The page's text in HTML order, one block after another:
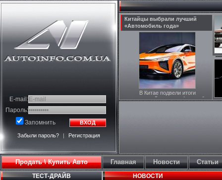
E-mail:
Пароль:
Запомнить
ВХОД
Забыли пароль? | Регистрация
Китайцы выбрали лучший
«Автомобиль года»
В Китае подвели итоги
национальной премии «Автомобиль
двум моделям, которые набрали
максимальное количество баллов.
В этом году ими стали
электрический кроссовер HiPhi X и
бюджетный седан GAC Empow.
Продать \ Купить Авто Главная Новости Статьи
ТЕСТ-ДРАЙВ НОВОСТИ